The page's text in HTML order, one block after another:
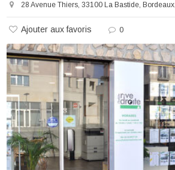
28 Avenue Thiers, 33100 La Bastide,
Ajouter aux favoris 0